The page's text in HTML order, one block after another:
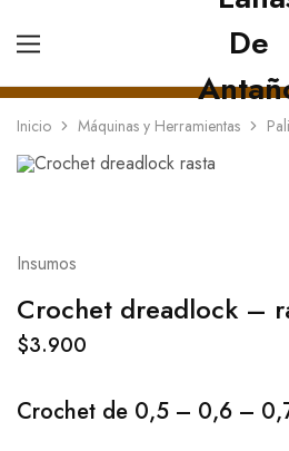
Inicio Máquinas y Herramientas
Insumos
Crochet dreadlock –
$3.900
Crochet de 0,5 – 0,6 –